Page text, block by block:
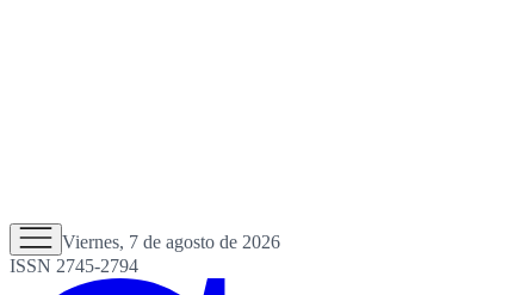
Viernes, 7 de agosto de 2026
ISSN 2745-2794